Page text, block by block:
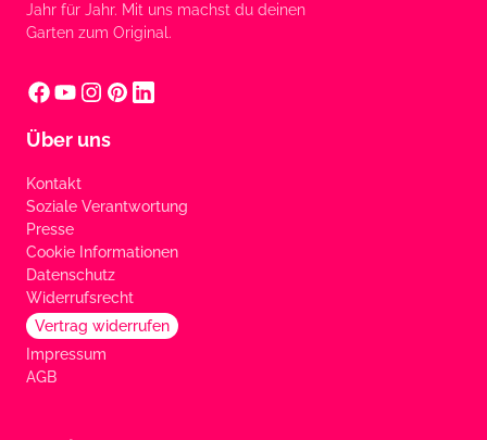
Jahr für Jahr. Mit uns machst du deinen
Garten zum Original.
Über uns
Kontakt
Soziale Verantwortung
Presse
Cookie Informationen
Datenschutz
Widerrufsrecht
Vertrag widerrufen
Impressum
AGB